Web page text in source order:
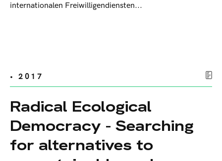
internationalen Freiwilligendiensten...
• 2017
Radical Ecological
Democracy - Searching
for alternatives to